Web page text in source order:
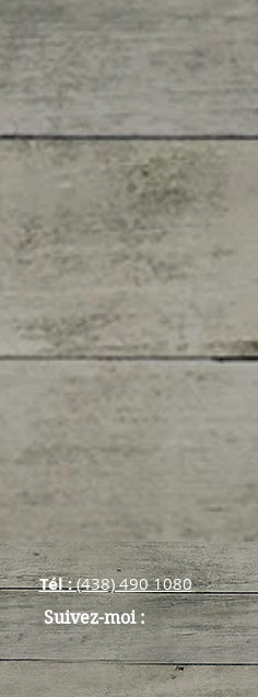
Tél :(438) 490 108​0
Suivez-moi :